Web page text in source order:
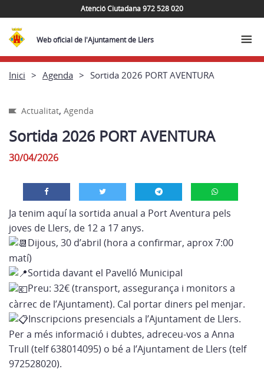
Atenció Ciutadana 972 528 020
Web oficial de l'Ajuntament de Llers
Inici Agenda Sortida 2026 PORT AVENTURA
Actualitat, Agenda
Sortida 2026 PORT AVENTURA
30/04/2026
Ja tenim aquí la sortida anual a Port Aventura pels
joves de Llers, de 12 a 17 anys.
Dijous, 30 d’abril (hora a confirmar, aprox 7:00
matí)
Sortida davant el Pavelló Municipal
Preu: 32€ (transport, assegurança i monitors a
càrrec de l’Ajuntament). Cal portar diners pel menjar.
Inscripcions presencials a l’Ajuntament de Llers.
Per a més informació i dubtes, adreceu-vos a Anna
Trull (telf 638014095) o bé a l’Ajuntament de Llers (telf
972528020).